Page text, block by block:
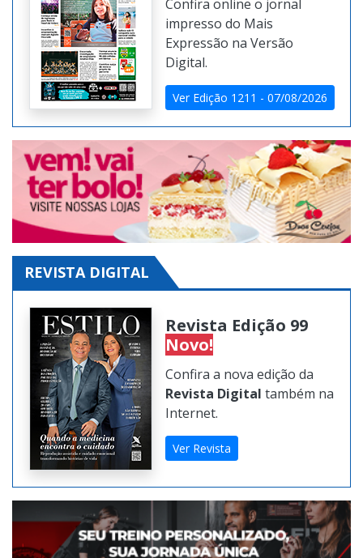
Confira online o jornal
impresso do Mais
Expressão na Versão
Digital.
Ver Edição 1211 - 07/08/2026
REVISTA DIGITAL
Revista Edição 99
Novo!
Confira a nova edição da
Revista Digital também na
Internet.
Ver Revista